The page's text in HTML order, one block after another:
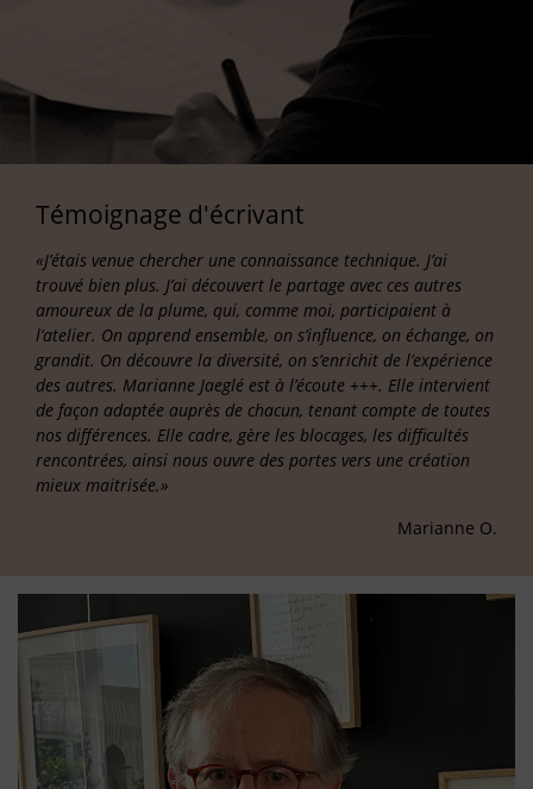
Témoignage d'écrivant
«J’étais venue chercher une connaissance technique. J’ai
trouvé bien plus. J’ai découvert le partage avec ces autres
amoureux de la plume, qui, comme moi, participaient à
l’atelier. On apprend ensemble, on s’influence, on échange, on
grandit. On découvre la diversité, on s’enrichit de l’expérience
des autres. Marianne Jaeglé est à l’écoute +++. Elle intervient
de façon adaptée auprès de chacun, tenant compte de toutes
nos différences. Elle cadre, gère les blocages, les difficultés
rencontrées, ainsi nous ouvre des portes vers une création
mieux maitrisée.»
Marianne O.